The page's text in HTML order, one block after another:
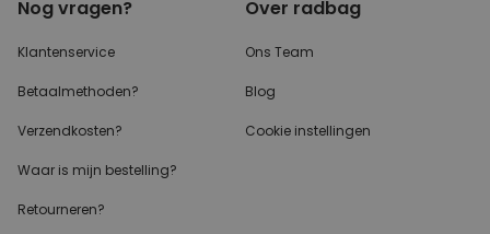
Nog vragen?
Klantenservice
Betaalmethoden?
Verzendkosten?
Waar is mijn bestelling?
Retourneren?
Over radbag
Ons Team
Blog
Cookie instellingen